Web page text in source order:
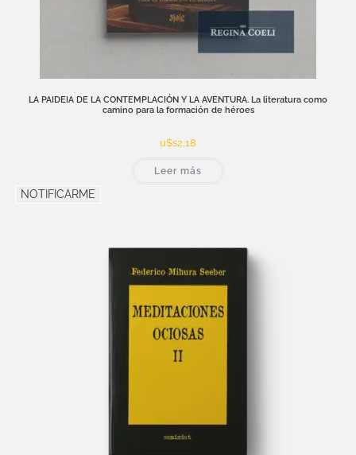
LA PAIDEIA DE LA CONTEMPLACIÓN Y LA AVENTURA. La literatura como
camino para la formación de héroes
u$s2,18
Leer más
NOTIFICARME